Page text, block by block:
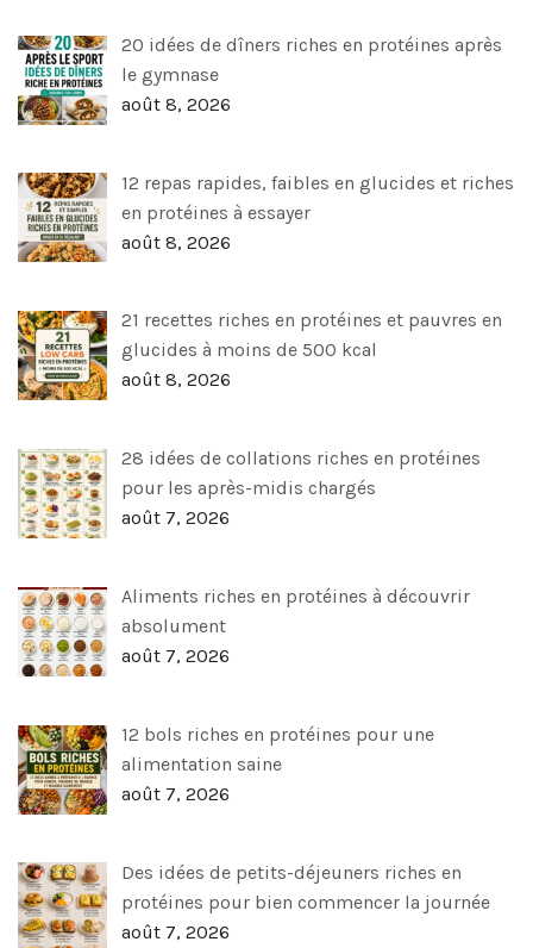
20 idées de dîners riches en protéines après
le gymnase
août 8, 2026
12 repas rapides, faibles en glucides et riches
en protéines à essayer
août 8, 2026
21 recettes riches en protéines et pauvres en
glucides à moins de 500 kcal
août 8, 2026
28 idées de collations riches en protéines
pour les après-midis chargés
août 7, 2026
Aliments riches en protéines à découvrir
absolument
août 7, 2026
12 bols riches en protéines pour une
alimentation saine
août 7, 2026
Des idées de petits-déjeuners riches en
protéines pour bien commencer la journée
août 7, 2026